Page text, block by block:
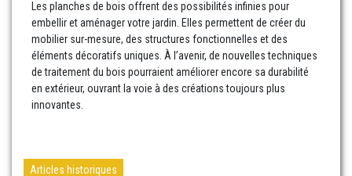
Les planches de bois offrent des possibilités infinies pour
embellir et aménager votre jardin. Elles permettent de créer du
mobilier sur-mesure, des structures fonctionnelles et des
éléments décoratifs uniques. À l’avenir, de nouvelles techniques
de traitement du bois pourraient améliorer encore sa durabilité
en extérieur, ouvrant la voie à des créations toujours plus
innovantes.
Articles historiques